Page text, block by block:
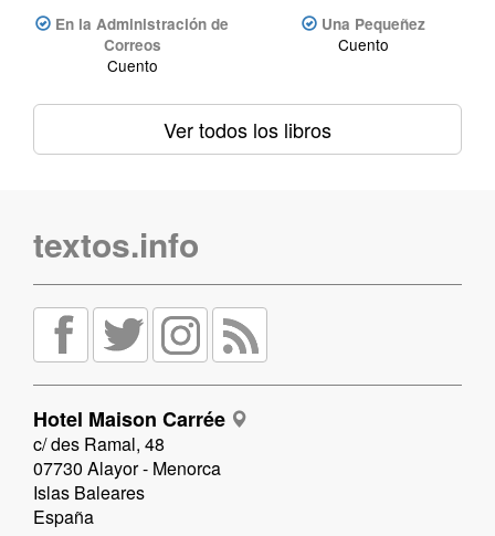
En la Administración de
Correos
Cuento
Una Pequeñez
Cuento
Ver todos los libros
textos.info
Hotel Maison Carrée
c/ des Ramal, 48
07730 Alayor - Menorca
Islas Baleares
España